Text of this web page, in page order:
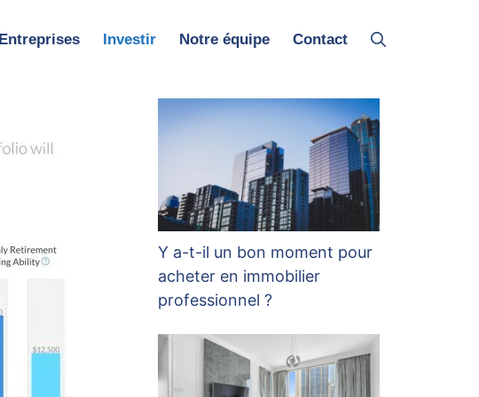
Entreprises Investir Notre équipe Contact
Y a-t-il un bon moment pour
acheter en immobilier
professionnel ?